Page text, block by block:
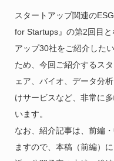
スタートアップ関連の
for Startups』の第2回目
アップ30社をご紹介した
ため、今回ご紹介するス
ェア、バイオ、データ分
けサービスなど、非常に
います。
なお、紹介記事は、前編
ますので、本稿（前編）